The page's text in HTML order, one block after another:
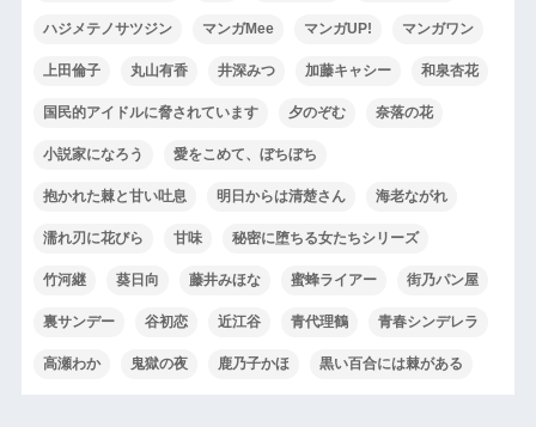
ハジメテノサツジン マンガMee マンガUP! マンガワン
上田倫子 丸山有香 井深みつ 加藤キャシー 和泉杏花
国民的アイドルに脅されています 夕のぞむ 奈落の花
小説家になろう 愛をこめて、ぼちぼち
抱かれた棘と甘い吐息 明日からは清楚さん 海老ながれ
濡れ刃に花びら 甘味 秘密に堕ちる女たちシリーズ
竹河継 葵日向 藤井みほな 蜜蜂ライアー 街乃パン屋
裏サンデー 谷初恋 近江谷 青代理鶴 青春シンデレラ
高瀬わか 鬼獄の夜 鹿乃子かほ 黒い百合には棘がある